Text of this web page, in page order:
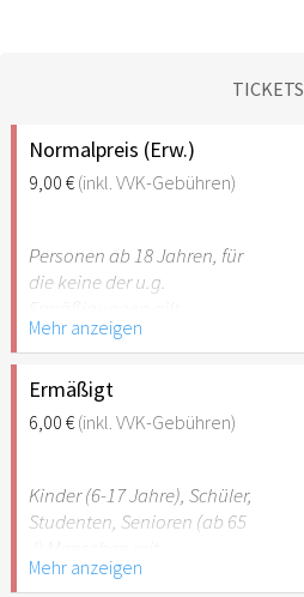
TICKETS
Normalpreis (Erw.)
9,00 €(inkl. VVK-Gebühren)
Personen ab 18 Jahren, für
die keine der u.g.
Mehr anzeigen
Ermäßigt
6,00 €(inkl. VVK-Gebühren)
Kinder (6-17 Jahre), Schüler,
Studenten, Senioren (ab 65
Behinderung (ab 50%),
Mehr anzeigen